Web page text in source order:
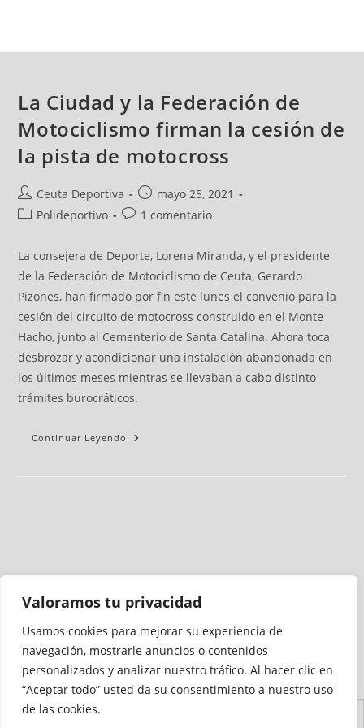
Valoramos tu privacidad
Usamos cookies para mejorar su experiencia de
navegación, mostrarle anuncios o contenidos
personalizados y analizar nuestro tráfico. Al hacer clic en
“Aceptar todo” usted da su consentimiento a nuestro uso
de las cookies.
La Ciudad y la Federación de
Motociclismo firman la cesión de
la pista de motocross
Ceuta Deportiva
mayo 25, 2021
Polideportivo
1 comentario
La consejera de Deporte, Lorena Miranda, y el presidente
de la Federación de Motociclismo de Ceuta, Gerardo
Pizones, han firmado por fin este lunes el convenio para la
cesión del circuito de motocross construido en el Monte
Hacho, junto al Cementerio de Santa Catalina. Ahora toca
desbrozar y acondicionar una instalación abandonada en
los últimos meses mientras se llevaban a cabo distinto
trámites burocráticos.
Continuar Leyendo
Medio auditado por